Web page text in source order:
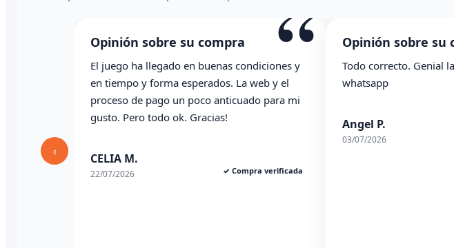
‹
“
Opinión sobre su compra
El juego ha llegado en buenas condiciones y
en tiempo y forma esperados. La web y el
proceso de pago un poco anticuado para mi
gusto. Pero todo ok. Gracias!
CELIA M.
22/07/2026 ✓ Compra verificada
Opinión sobre su
Todo correcto. Genial la
whatsapp
Angel P.
03/07/2026